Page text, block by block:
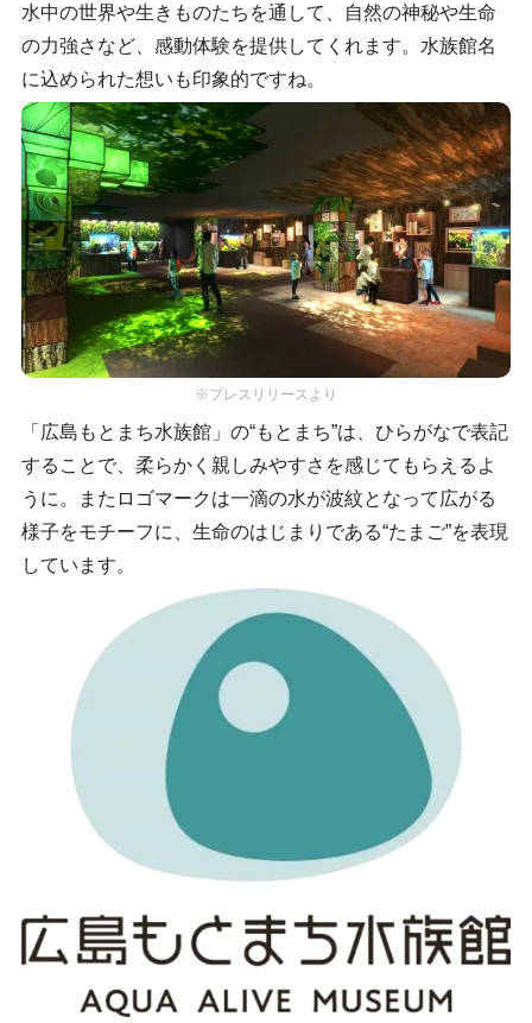
水中の世界や生きものたちを通して、自然の神秘や生命
の力強さなど、感動体験を提供してくれます。水族館名
に込められた想いも印象的ですね。
※プレスリリースより
「広島もとまち水族館」の“もとまち”は、ひらがなで表記
することで、柔らかく親しみやすさを感じてもらえるよ
うに。またロゴマークは一滴の水が波紋となって広がる
様子をモチーフに、生命のはじまりである“たまご”を表現
しています。